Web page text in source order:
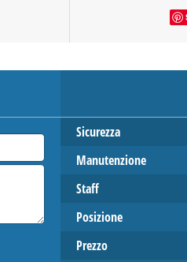
Sicurezza
Manutenzione
Staff
Posizione
Prezzo